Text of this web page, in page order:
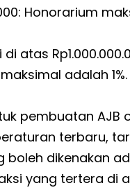
Honorarium
atas
adalah 1%.
pembuatan AJB
terbaru,
boleh dikenakan
yang tertera di